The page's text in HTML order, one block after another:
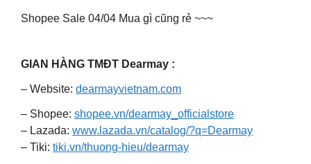
Shopee Sale 04/04 Mua gì cũng rẻ ~~~
GIAN HÀNG TMĐT Dearmay :
– Website: dearmayvietnam.com
– Shopee: shopee.vn/dearmay_officialstore
– Lazada: www.lazada.vn/catalog/?q=Dearmay
– Tiki: tiki.vn/thuong-hieu/dearmay